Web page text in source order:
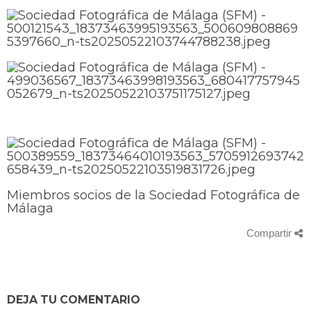
Miembros socios de la Sociedad Fotográfica de
Málaga
Compartir
DEJA TU COMENTARIO